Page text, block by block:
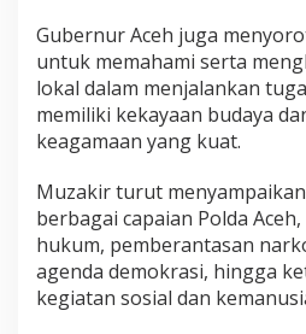
Gubernur Aceh juga
untuk memahami serta
lokal dalam menjalankan
memiliki kekayaan budaya
keagamaan yang kuat.
Muzakir turut
berbagai capaian Polda
hukum, pemberantasan
agenda demokrasi, hingga
kegiatan sosial dan